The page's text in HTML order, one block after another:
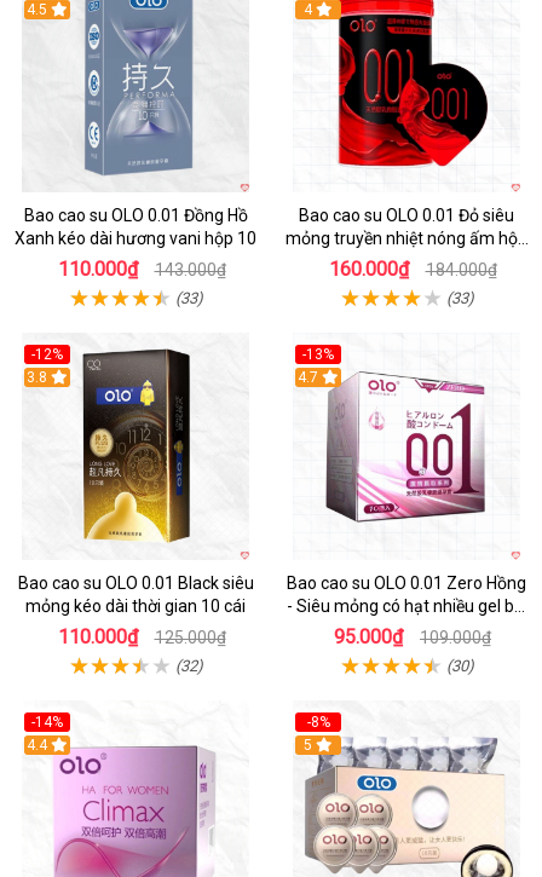
Hot
4.5
Bao cao su OLO 0.01 Đồng Hồ
Xanh kéo dài hương vani hộp 10
110.000₫ 143.000₫
(33)
Hot
4
Bao cao su OLO 0.01 Đỏ siêu
mỏng truyền nhiệt nóng ấm hộp
10
160.000₫ 184.000₫
(33)
-12%
3.8
Bao cao su OLO 0.01 Black siêu
mỏng kéo dài thời gian 10 cái
110.000₫ 125.000₫
(32)
-13%
4.7
Bao cao su OLO 0.01 Zero Hồng
- Siêu mỏng có hạt nhiều gel bôi
trơn - Hộp 10 cái
95.000₫ 109.000₫
(30)
-14%
4.4
-8%
5